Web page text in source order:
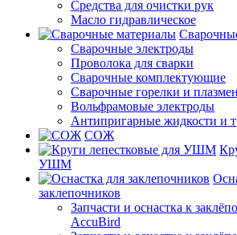
Средства для очистки рук
Масло гидравлическое
Сварочные электроды
Проволока для сварки
Сварочные комплектующие
Сварочные горелки и
Вольфрамовые электроды
Антипригарные жидкости и
СОЖ
УШМ
заклепочников
Запчасти и оснастка к
AccuBird